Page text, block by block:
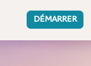
DÉMARRER